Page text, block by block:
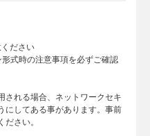
ださい
式時の注意事項を必ずご確認
される場合、ネットワークセキ
にしてある事があります。事前
さい。